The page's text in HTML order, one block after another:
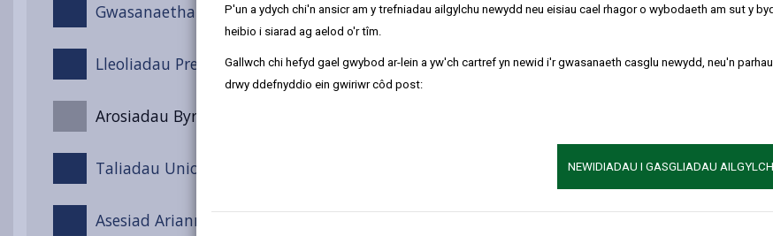
P'un a ydych chi'n ansicr am y trefniadau ailgylchu newydd neu eisiau cael rhagor o wybodaeth am sut y
heibio i siarad ag aelod o'r tîm.
Gallwch chi hefyd gael gwybod ar-lein a yw'ch cartref yn newid i'r gwasanaeth casglu newydd, neu'n
drwy ddefnyddio ein gwiriwr côd post:
NEWIDIADAU I GASGLIADAU
Gwasanaethau Codi Tâl
Lleoliadau Preswyl
Arosiadau Byrdymor/Seibiannol Mewn Cartref Gofal
Taliadau Uniongyrchol
Asesiad Ariannol
Eiriolaeth
Taliadau
Methu Taliadau